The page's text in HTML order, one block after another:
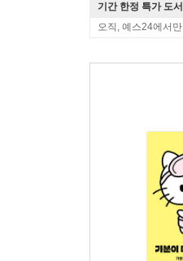
기간 한정 특가 도서
오직, 예스24에서만